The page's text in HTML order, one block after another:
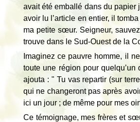
avait été emballé dans du papier
avoir lu l’article en entier, il
ma petite sœur. Seigneur,
trouve dans le Sud-Ouest de la
Imaginez ce pauvre homme, il
toute une région pour
ajouta : " Tu vas repartir (sur
qui ne changeront pas après
ici un jour ; de même pour mes
Ce témoignage, mes frères et